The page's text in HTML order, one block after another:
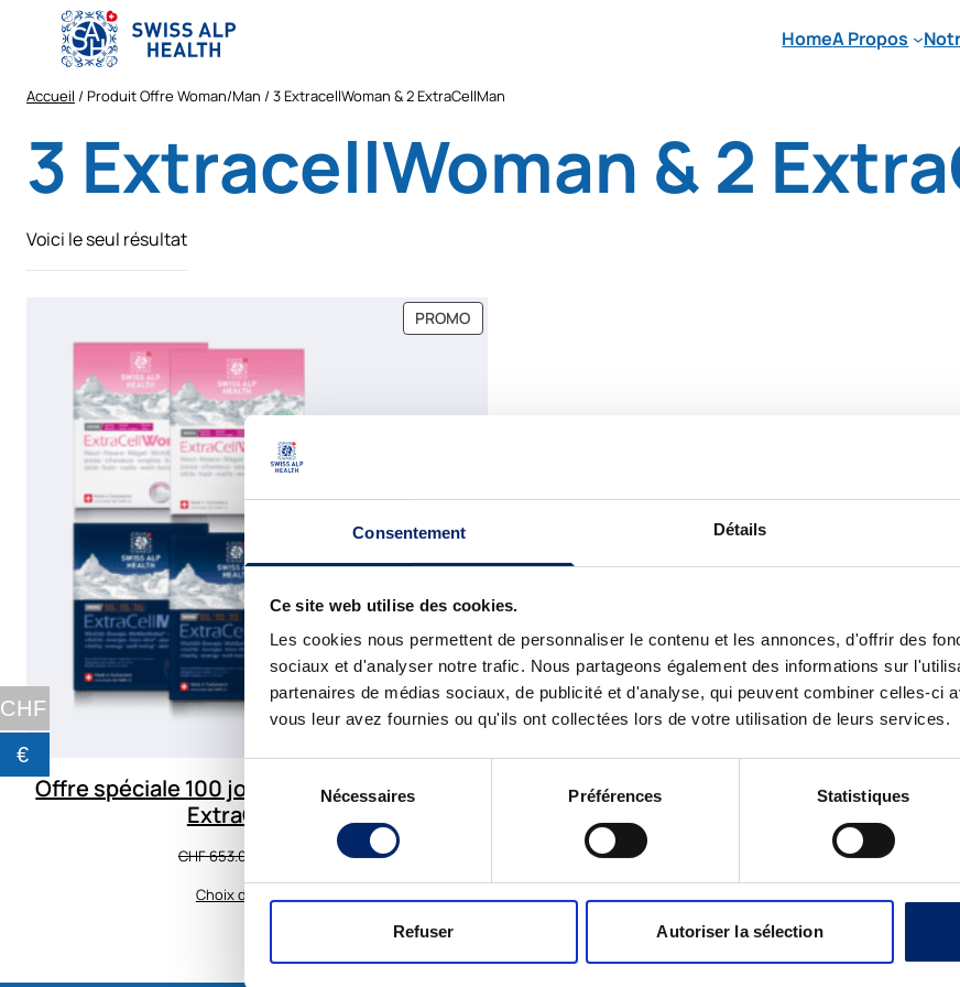
Consentement Détails
Ce site web utilise des cookies.
Les cookies nous permettent de personnaliser le contenu et les annonces, d'offrir des
sociaux et d'analyser notre trafic. Nous partageons également des informations sur
partenaires de médias sociaux, de publicité et d'analyse, qui peuvent combiner celles-ci
vous leur avez fournies ou qu'ils ont collectées lors de votre utilisation de leurs services.
du
consentement
Nécessaires Préférences Statistiques
Refuser Autoriser la sélection
contenu
HomeA Propos
Accueil / Produit Offre Woman/Man / 3 ExtracellWoman & 2 ExtraCellMan
3 ExtracellWoman & 2
Voici le seul résultat
PROMOPRODUIT
EN
Offre spéciale 100 jours ExtraCellWoman &
ExtraCellMan
CHF653.00
initial
Le
actuel
CHF 524.00.
Choix des options
CHF
€